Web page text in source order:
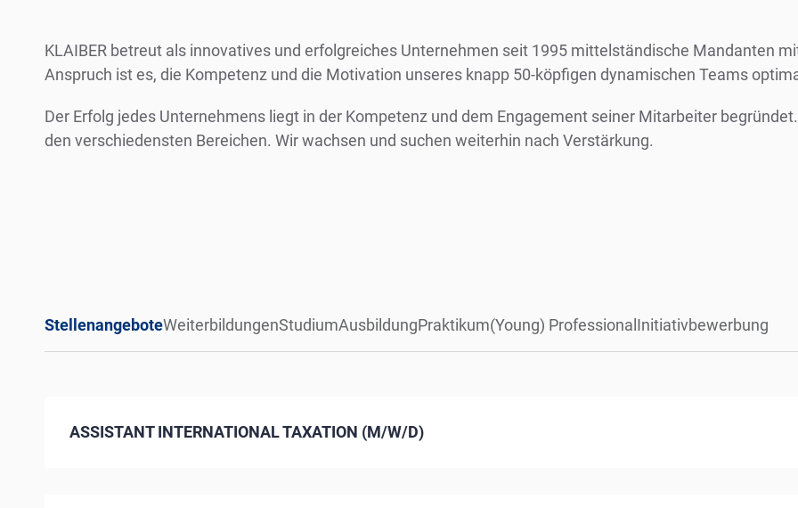
KLAIBER betreut als innovatives und erfolgreiches Unternehmen seit 1995 mittelständische Mandanten
Anspruch ist es, die Kompetenz und die Motivation unseres knapp 50-köpfigen dynamischen Teams
Der Erfolg jedes Unternehmens liegt in der Kompetenz und dem Engagement seiner Mitarbeiter
den verschiedensten Bereichen. Wir wachsen und suchen weiterhin nach Verstärkung.
StellenangeboteWeiterbildungenStudiumAusbildungPraktikum(Young) ProfessionalInitiativbewerbung
ASSISTANT INTERNATIONAL TAXATION (M/W/D)